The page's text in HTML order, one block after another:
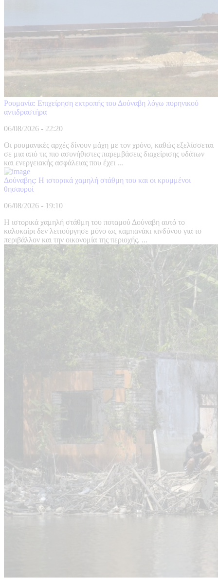
Ρουμανία: Επιχείρηση εκτροπής του Δούναβη λόγω πυρηνικού
αντιδραστήρα
06/08/2026 - 22:20
Οι ρουμανικές αρχές δίνουν μάχη με τον χρόνο, καθώς εξελίσσεται
σε μια από τις πιο ασυνήθιστες παρεμβάσεις διαχείρισης υδάτων
και ενεργειακής ασφάλειας που έχει ...
Δούναβης: Η ιστορικά χαμηλή στάθμη του και οι κρυμμένοι
θησαυροί
06/08/2026 - 19:10
Η ιστορικά χαμηλή στάθμη του ποταμού Δούναβη αυτό το
καλοκαίρι δεν λειτούργησε μόνο ως καμπανάκι κινδύνου για το
περιβάλλον και την οικονομία της περιοχής. ...